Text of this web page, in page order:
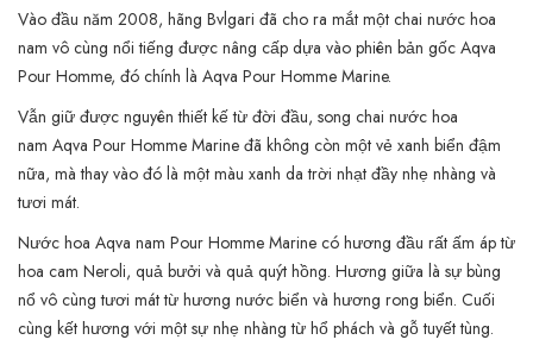
Vào đầu năm 2008, hãng Bvlgari đã cho ra mắt một chai nước hoa
nam vô cùng nổi tiếng được nâng cấp dựa vào phiên bản gốc Aqva
Pour Homme, đó chính là Aqva Pour Homme Marine.
Vẫn giữ được nguyên thiết kế từ đời đầu, song chai nước hoa
nam Aqva Pour Homme Marine đã không còn một vẻ xanh biển đậm
nữa, mà thay vào đó là một màu xanh da trời nhạt đầy nhẹ nhàng và
tươi mát.
Nước hoa Aqva nam Pour Homme Marine có hương đầu rất ấm áp từ
hoa cam Neroli, quả bưởi và quả quýt hồng. Hương giữa là sự bùng
nổ vô cùng tươi mát từ hương nước biển và hương rong biển. Cuối
cùng kết hương với một sự nhẹ nhàng từ hổ phách và gỗ tuyết tùng.